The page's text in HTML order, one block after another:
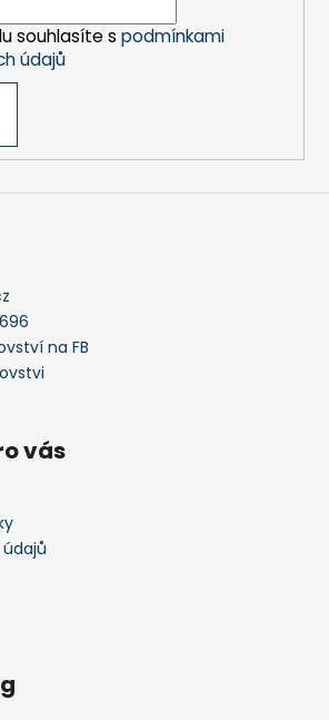
souhlasíte s podmínkami
údajů
na FB
vás